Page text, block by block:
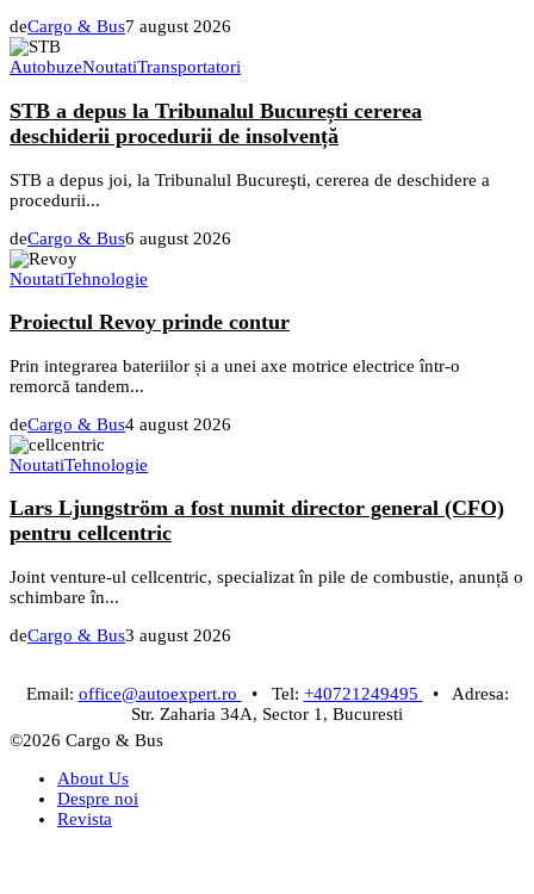
deCargo & Bus7 august 2026
AutobuzeNoutatiTransportatori
STB a depus la Tribunalul București cererea
deschiderii procedurii de insolvență
STB a depus joi, la Tribunalul Bucureşti, cererea de deschidere a
procedurii...
deCargo & Bus6 august 2026
NoutatiTehnologie
Proiectul Revoy prinde contur
Prin integrarea bateriilor și a unei axe motrice electrice într-o
remorcă tandem...
deCargo & Bus4 august 2026
NoutatiTehnologie
Lars Ljungström a fost numit director general (CFO)
pentru cellcentric
Joint venture-ul cellcentric, specializat în pile de combustie, anunță o
schimbare în...
deCargo & Bus3 august 2026
Email: office@autoexpert.ro • Tel: +40721249495
• Adresa:
Str. Zaharia 34A, Sector 1, Bucuresti
©2026 Cargo & Bus
About Us
Despre noi
Revista